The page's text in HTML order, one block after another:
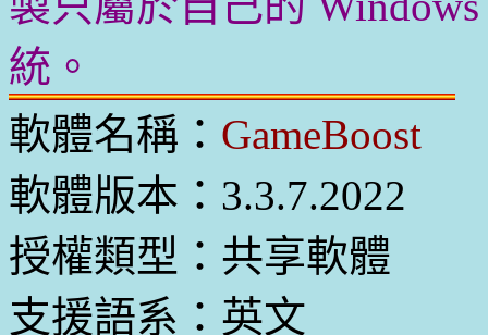
統。
軟體名稱： GameBoost
軟體版本：3.3.7.2022
授權類型：共享軟體
支援語系：英文